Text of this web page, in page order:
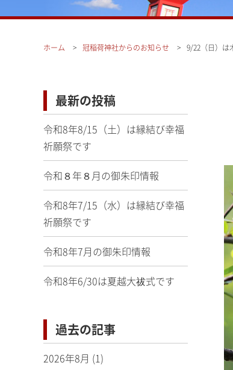
ホーム 冠稲荷神社からのお知らせ 9/22（日）は
最新の投稿
令和8年8/15（土）は縁結び幸福
祈願祭です
令和８年８月の御朱印情報
令和8年7/15（水）は縁結び幸福
祈願祭です
令和8年7月の御朱印情報
令和8年6/30は夏越大祓式です
過去の記事
2026年8月 (1)